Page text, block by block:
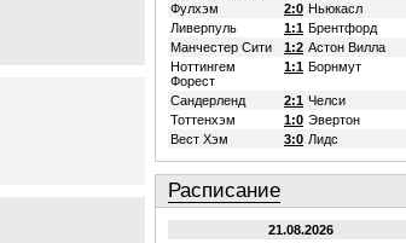
Фулхэм
2:0 Ньюкасл
Ливерпуль
1:1 Брентфорд
Манчестер Сити
1:2 Астон Вилла
Ноттингем
Форест
1:1 Борнмут
Сандерленд 2:1 Челси
Тоттенхэм
1:0 Эвертон
Вест Хэм
3:0 Лидс
Расписание
21.08.2026